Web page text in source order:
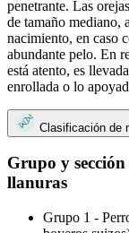
penetrante. Las
de tamaño mediano,
nacimiento, en caso
abundante pelo. En
está atento, es
enrollada o lo
Clasificación de
Grupo y
llanuras
Grupo 1 -